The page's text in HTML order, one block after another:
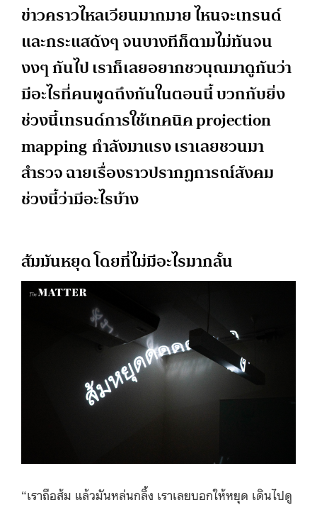
ข่าวคราวไหลเวียนมากมาย ไหนจะเทรนด์
และกระแสดังๆ จนบางทีก็ตามไม่ทันจน
งงๆ กันไป เราก็เลยอยากชวนุณมาดูกันว่า
มีอะไรที่คนพูดถึงกันในตอนนี้ บวกกับยิ่ง
ช่วงนี้เทรนด์การใช้เทคนิค projection
mapping กำลังมาแรง เราเลยชวนมา
สำรวจ ฉายเรื่องราวปรากฏการณ์สังคม
ช่วงนี้ว่ามีอะไรบ้าง
ส้มมันหยุด โดยที่ไม่มีอะไรมากลั้น
“เราถือส้ม แล้วมันหล่นกลิ้ง เราเลยบอกให้หยุด เดินไปดู